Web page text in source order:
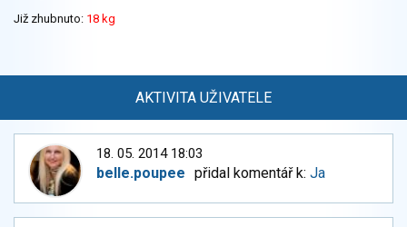
Již zhubnuto: 18 kg
AKTIVITA UŽIVATELE
18. 05. 2014 18:03
belle.poupee přidal komentář k:Ja